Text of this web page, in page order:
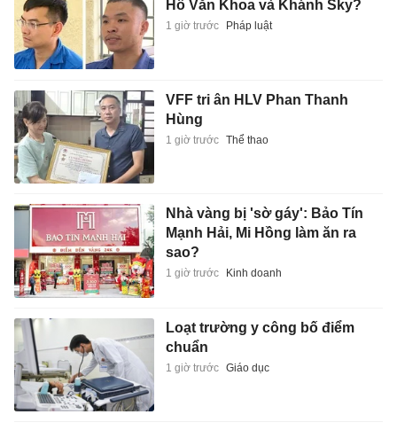
Hồ Văn Khoa và Khánh Sky?
1 giờ trước Pháp luật
VFF tri ân HLV Phan Thanh
Hùng
1 giờ trước Thể thao
Nhà vàng bị 'sờ gáy': Bảo Tín
Mạnh Hải, Mi Hồng làm ăn ra
sao?
1 giờ trước Kinh doanh
Loạt trường y công bố điểm
chuẩn
1 giờ trước Giáo dục